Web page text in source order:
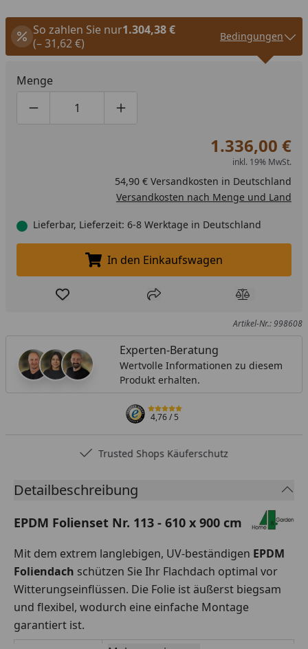
So zahlen Sie nur1.304,38 €
(– 31,62 €)
Bedingungen
Menge
Produktmenge um eins verringern
Produktmenge manuell eingeben
Produktmenge um eins erhöhen
1.336,00 €
inkl. 19% MwSt.
54,90 € Versandkosten in Deutschland
Versandkosten nach Menge und Land
Lieferbar, Lieferzeit: 6-8 Werktage in Deutschland
In den Einkaufswagen legen
In den Einkaufswagen
Produkt zur Wunschliste hinzufügen
Teilen Produkt
Artikel-Nr.: 998608
Experten-Beratung
Wertvolle Informationen zu diesem
Produkt erhalten.
4,76/ 5
Trusted Shops Käuferschutz
Detailbeschreibung
EPDM Folienset Nr. 113 - 610 x 900 cm
Mit dem extrem langlebigen, UV-beständigen EPDM
Foliendach schützen Sie Ihr Flachdach optimal vor
Witterungseinflüssen. Die Folie ist äußerst biegsam
und flexibel, wodurch eine einfache Montage
garantiert ist.